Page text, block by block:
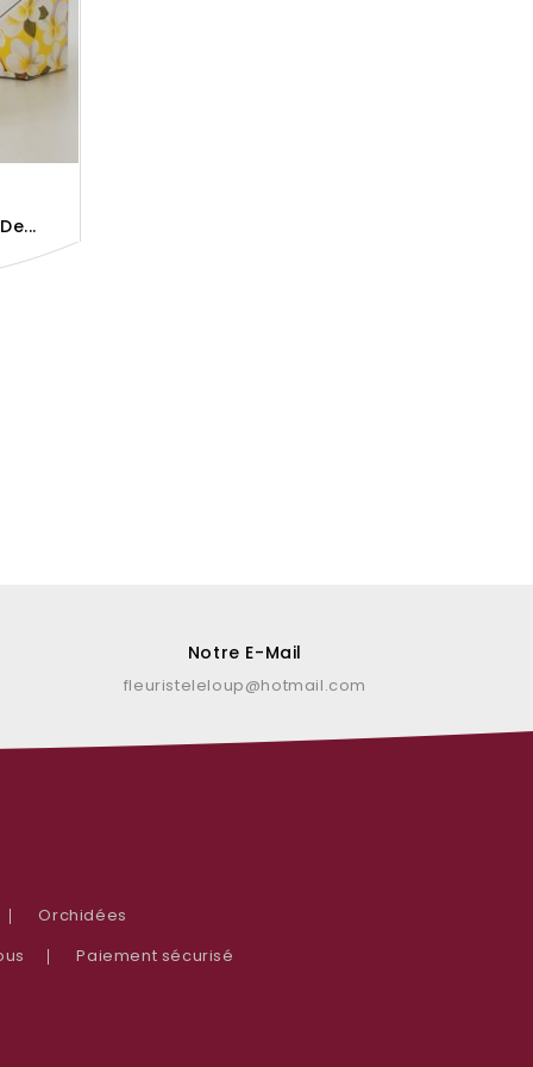
Notre E-Mail
fleuristeleloup@hotmail.com
Orchidées
Paiement sécurisé